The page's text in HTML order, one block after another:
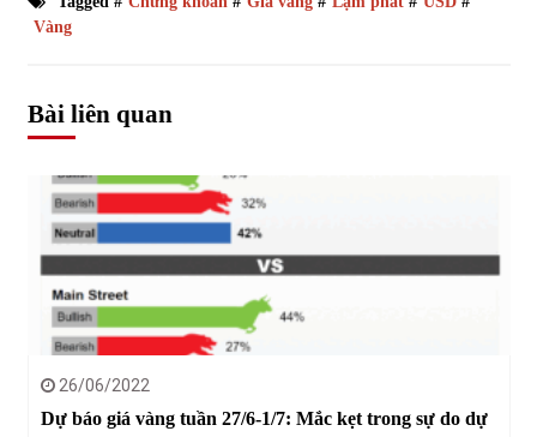
Vàng
Bài liên quan
26/06/2022
Dự báo giá vàng tuần 27/6-1/7: Mắc kẹt trong sự do dự